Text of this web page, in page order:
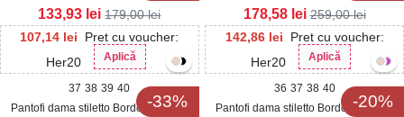
Ecologica Intoarsa Reys2
107,14 lei
Pret cu voucher:
Her20
Aplică
133,93 lei 179,00lei
Ecologica Lacuita Sanoya
142,86 lei
Pret cu voucher:
Her20
Aplică
178,58 lei 259,00lei
-33%
37 38 39 40
Pantofi dama stiletto Bordo din Piele
-20%
36 37 38 40
Pantofi dama stiletto Bordo din Piele